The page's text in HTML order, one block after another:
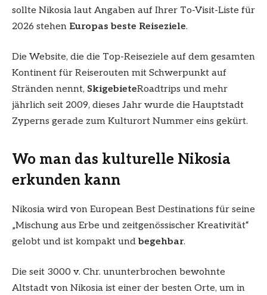
sollte Nikosia laut Angaben auf Ihrer To-Visit-Liste für
2026 stehen Europas beste Reiseziele.
Die Website, die die Top-Reiseziele auf dem gesamten
Kontinent für Reiserouten mit Schwerpunkt auf
Stränden nennt, SkigebieteRoadtrips und mehr
jährlich seit 2009, dieses Jahr wurde die Hauptstadt
Zyperns gerade zum Kulturort Nummer eins gekürt.
Wo man das kulturelle Nikosia
erkunden kann
Nikosia wird von European Best Destinations für seine
„Mischung aus Erbe und zeitgenössischer Kreativität“
gelobt und ist kompakt undbegehbar.
Die seit 3000 v. Chr. ununterbrochen bewohnte
Altstadt von Nikosia ist einer der besten Orte, um in